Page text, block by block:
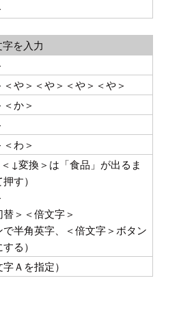
を入力
＜や＞＜や＞＜や＞＜や＞
か＞
わ＞
↓変換＞は「食品」が出るま
す）
＞＜倍文字＞
で半角英字、＜倍文字＞ボタン
る）
Ａを指定）